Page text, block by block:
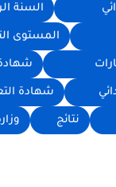
ابتدائي
المتوسط
الوطنية